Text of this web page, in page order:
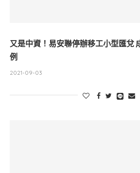
又是中資！易安聯停辦移工小型匯兌
例
2021-09-03